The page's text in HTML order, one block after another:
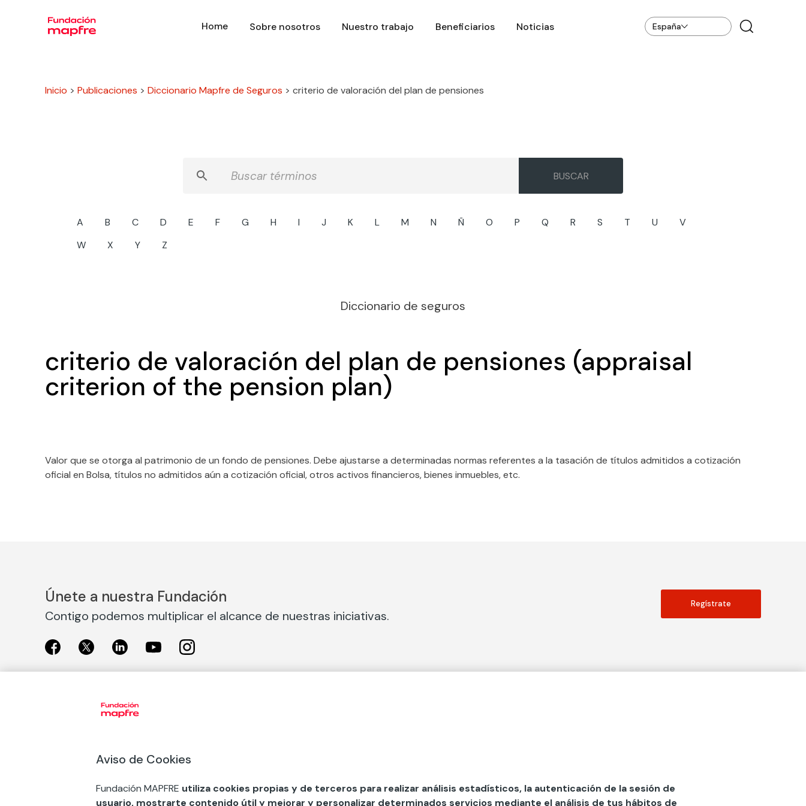
Home Sobre nosotros Nuestro trabajo Beneficiarios Noticias España
Inicio > Publicaciones > Diccionario Mapfre de Seguros > criterio de valoración del plan de pensiones
A B C D E F G H I J K L M N Ñ O P Q R S T U
V
W
X Y Z
Diccionario de seguros
criterio de valoración del plan de pensiones (appraisal
criterion of the pension plan)
Valor que se otorga al patrimonio de un fondo de pensiones. Debe ajustarse a determinadas normas referentes a la tasación de títulos admitidos a cotización
oficial en Bolsa, títulos no admitidos aún a cotización oficial, otros activos financieros, bienes inmuebles, etc.
Únete a nuestra Fundación
Contigo podemos multiplicar el alcance de nuestras iniciativas.
Regístrate
Exposiciones en Barcelona
COMPRAR ENTRADA
Aviso de Cookies
Fundación MAPFRE utiliza cookies propias y de terceros para realizar análisis estadísticos, la autenticación de la sesión de
usuario, mostrarte contenido útil y mejorar y personalizar determinados servicios mediante el análisis de tus hábitos de